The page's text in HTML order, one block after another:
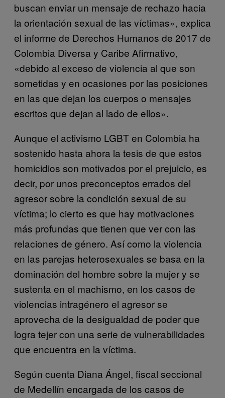
buscan enviar un mensaje de rechazo hacia
la orientación sexual de las víctimas», explica
el informe de Derechos Humanos de 2017 de
Colombia Diversa y Caribe Afirmativo,
«debido al exceso de violencia al que son
sometidas y en ocasiones por las posiciones
en las que dejan los cuerpos o mensajes
escritos que dejan al lado de ellos».
Aunque el activismo LGBT en Colombia ha
sostenido hasta ahora la tesis de que estos
homicidios son motivados por el prejuicio, es
decir, por unos preconceptos errados del
agresor sobre la condición sexual de su
víctima; lo cierto es que hay motivaciones
más profundas que tienen que ver con las
relaciones de género. Así como la violencia
en las parejas heterosexuales se basa en la
dominación del hombre sobre la mujer y se
sustenta en el machismo, en los casos de
violencias intragénero el agresor se
aprovecha de la desigualdad de poder que
logra tejer con una serie de vulnerabilidades
que encuentra en la víctima.
Según cuenta Diana Ángel, fiscal seccional
de Medellín encargada de los casos de